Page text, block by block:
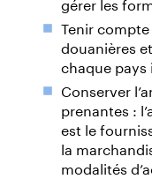
Tenir
douanières
chaque pays
Conserver
prenantes :
est le
la
modalités